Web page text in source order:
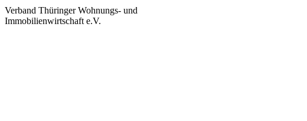
Verband Thüringer Wohnungs- und
Immobilienwirtschaft e.V.